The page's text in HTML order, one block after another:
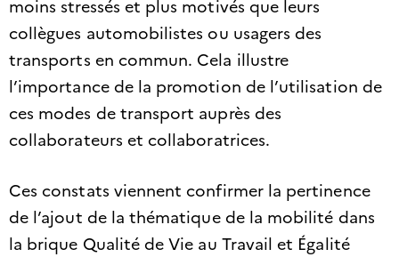
moins stressés et plus motivés que leurs
collègues automobilistes ou usagers des
transports en commun. Cela illustre
l’importance de la promotion de l’utilisation de
ces modes de transport auprès des
collaborateurs et collaboratrices.
Ces constats viennent confirmer la pertinence
de l’ajout de la thématique de la mobilité dans
la brique Qualité de Vie au Travail et Égalité